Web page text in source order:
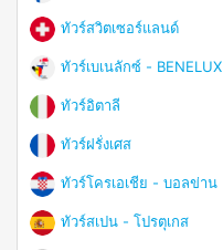
ทัวร์สวิตเซอร์แลนด์
ทัวร์เบเนลักซ์ - BENELUX
ทัวร์อิตาลี
ทัวร์ฝรั่งเศส
ทัวร์โครเอเชีย - บอลข่าน
ทัวร์สเปน - โปรตุเกส